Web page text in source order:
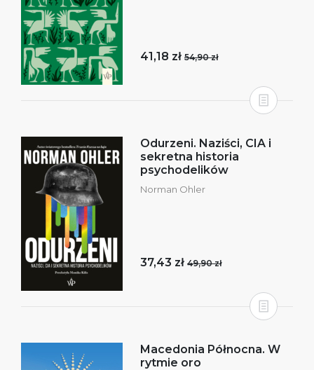
41,18 zł 54,90 zł
Odurzeni. Naziści, CIA i
sekretna historia
psychodelików
Norman Ohler
37,43 zł 49,90 zł
Macedonia Północna. W
rytmie oro